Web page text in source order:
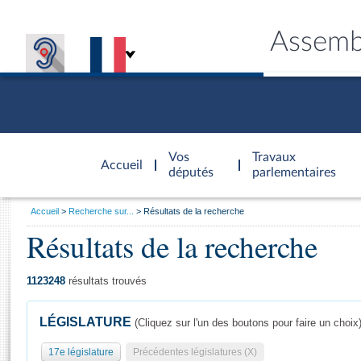
Accueil
d'accueil
Vos
députés
Travaux
parlementaires
Général
Vous
Accueil Recherche sur... Résultats de la recherche
Résultats de la recherche
1123248 résultats trouvés
LÉGISLATURE (Cliquez sur l'un des boutons pour faire un choix)
17e législature Précédentes législatures (X)